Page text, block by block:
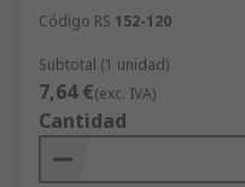
Código RS 152-120
Subtotal (1 unidad)
7,64 €(exc. IVA)
Cantidad